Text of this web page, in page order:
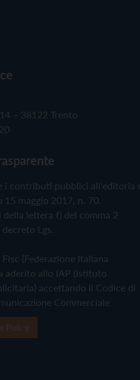
– 38122 Trento
i contributi pubblici all'editoria
maggio 2017, n. 70.
della lettera f) del comma 2
Lgs.
(Federazione Italiana
aderito allo IAP (Istituto
accettando il Codice di
Commerciale